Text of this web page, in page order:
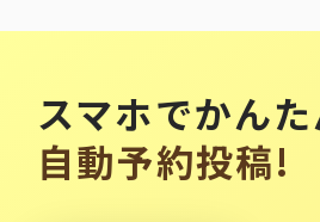
スマホでかん
自動予約投稿!